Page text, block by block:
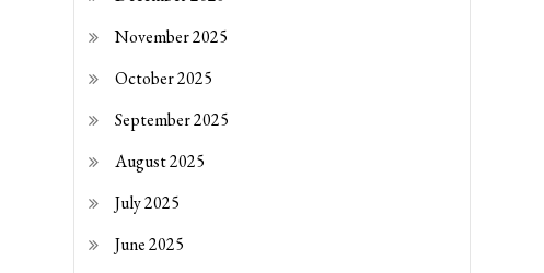
November 2025
October 2025
September 2025
August 2025
July 2025
June 2025